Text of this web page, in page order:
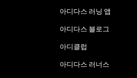
아디다스 러닝 앱
아디다스 블로그
아디클럽
아디다스 러너스